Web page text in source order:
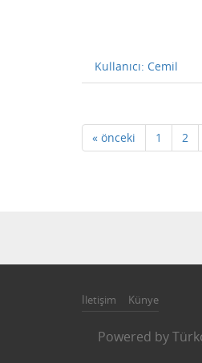
Kullanıcı: Cemil
« önceki 1 2
İletişim Künye
Powered by